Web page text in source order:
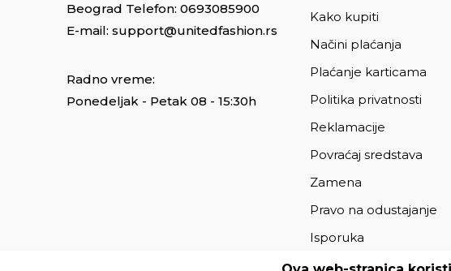
Beograd Telefon: 0693085900
E-mail: support@unitedfashion.rs
Radno vreme:
Ponedeljak - Petak 08 - 15:30h
Kako kupiti
Načini plaćanja
Plaćanje karticama
Politika privatnosti
Reklamacije
Povraćaj sredstava
Zamena
Pravo na odustajanje
Isporuka